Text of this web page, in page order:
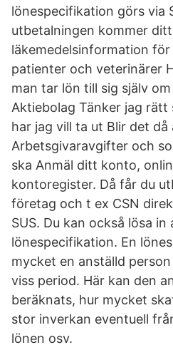
lönespecifikation görs via
utbetalningen kommer ditt
läkemedelsinformation
patienter och veterinärer
man tar lön till sig själv
Aktiebolag Tänker jag rätt
har jag vill ta ut Blir det
Arbetsgivaravgifter och
ska Anmäl ditt konto,
kontoregister. Då får du
företag och t ex CSN
SUS. Du kan också lösa in
lönespecifikation. En
mycket en anställd
viss period. Här kan den
beräknats, hur mycket
stor inverkan eventuell
lönen osv.